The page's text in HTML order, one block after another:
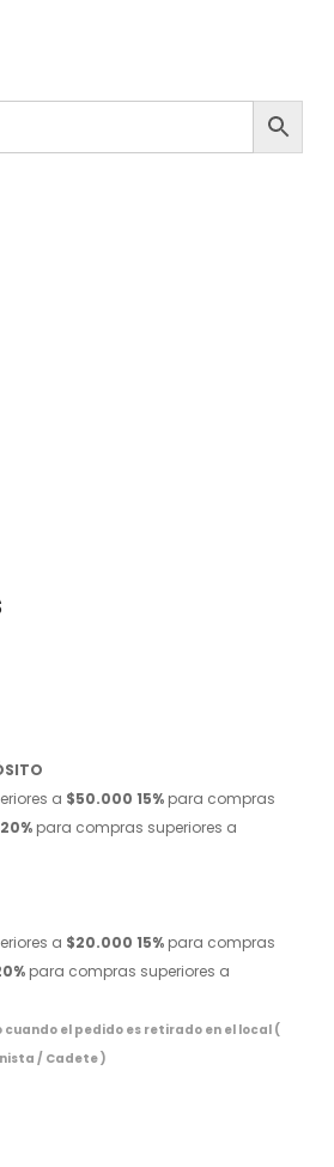
a $50.000 15% para compras
20% para compras superiores a
a $20.000 15% para compras
para compras superiores a
cuando el pedido es retirado en el local (
/ Cadete )